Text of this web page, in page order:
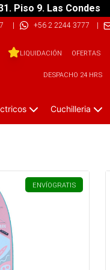
Piso 9. Las Condes
| +56 2 2244 3777 |
LIQUIDACIÓN OFERTAS
DESPACHO 24 HRS
Cuchilleria
ENVÍOGRATIS